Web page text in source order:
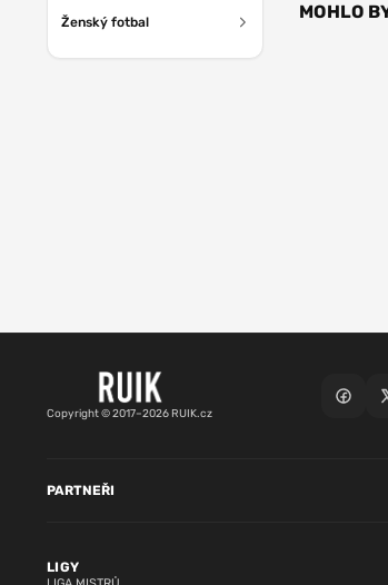
Ženský fotbal MOHLO
Copyright © 2017–2026 RUIK.cz
LIGY
PARTNEŘI